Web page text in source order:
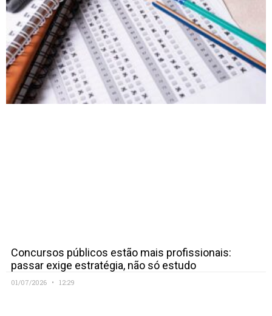
Concursos públicos estão mais profissionais:
passar exige estratégia, não só estudo
01/07/2026 12:29